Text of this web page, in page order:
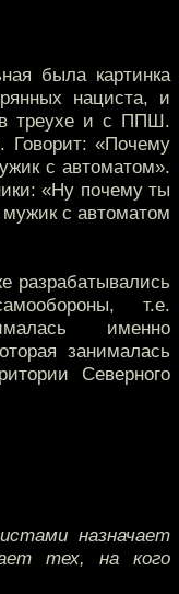
была картинка
нациста, и
треухе и с ППШ.
Говорит: «Почему
с автоматом».
«Ну почему ты
с автоматом
разрабатывались
т.е.
именно
занималась
Северного
назначает
тех, на кого